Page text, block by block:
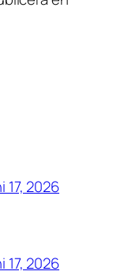
17, 2026
17, 2026